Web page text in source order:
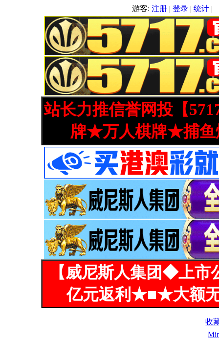
游客: 注册 | 登录 | 统计 |
站长力推信誉网投【
牌★万人棋牌★捕鱼
【威尼斯人集团◆上
亿元返利★■★大额
收